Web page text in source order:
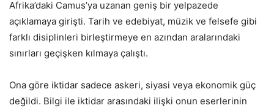
Afrika’daki Camus’ya uzanan geniş bir yelpazede
açıklamaya girişti. Tarih ve edebiyat, müzik ve felsefe gibi
farklı disiplinleri birleştirmeye en azından aralarındaki
sınırları geçişken kılmaya çalıştı.
Ona göre iktidar sadece askeri, siyasi veya ekonomik güç
değildi. Bilgi ile iktidar arasındaki ilişki onun eserlerinin